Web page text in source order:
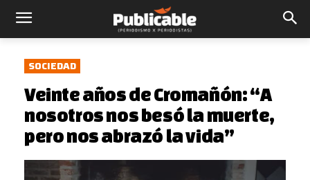
SOCIEDAD
Veinte años de Cromañón: “A
nosotros nos besó la muerte,
pero nos abrazó la vida”